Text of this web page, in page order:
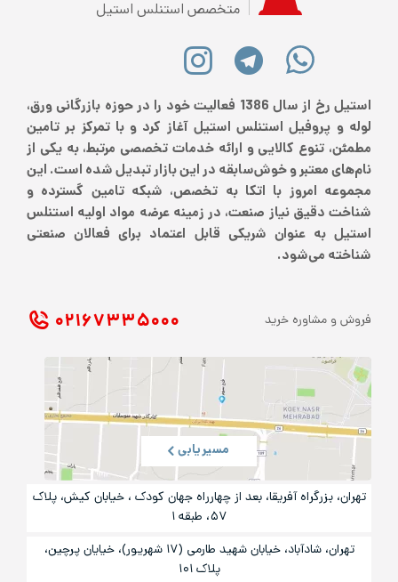
متخصص استنلس استیل
استیل رخ از سال 1386 فعالیت خود را در حوزه بازرگانی ورق،
لوله و پروفیل استنلس استیل آغاز کرد و با تمرکز بر تامین
مطمئن، تنوع کالایی و ارائه خدمات تخصصی مرتبط، به یکی از
نام‌های معتبر و خوش‌سابقه در این بازار تبدیل شده است. این
مجموعه امروز با اتکا به تخصص، شبکه تامین گسترده و
شناخت دقیق نیاز صنعت، در زمینه عرضه مواد اولیه استنلس
استیل به عنوان شریکی قابل اعتماد برای فعالان صنعتی
شناخته می‌شود.
فروش و مشاوره خرید ۰۲۱ ۶۷۳۳۵۰۰۰
مسیریابی
تهران، بزرگراه آفریقا، بعد از چهارراه جهان کودک ، خیابان کیش، پلاک
۵۷، طبقه ۱
تهران، شادآباد، خیابان شهید طارمی (۱۷ شهریور)، خیایان پرچین،
پلاک ۱۰۱